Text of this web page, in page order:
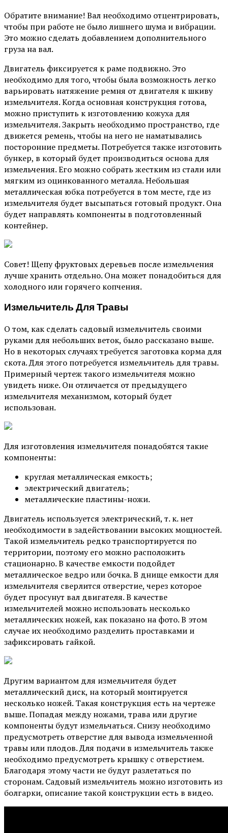
Обратите внимание! Вал необходимо отцентрировать,
чтобы при работе не было лишнего шума и вибрации.
Это можно сделать добавлением дополнительного
груза на вал.
Двигатель фиксируется к раме подвижно. Это
необходимо для того, чтобы была возможность легко
варьировать натяжение ремня от двигателя к шкиву
измельчителя. Когда основная конструкция готова,
можно приступить к изготовлению кожуха для
измельчителя. Закрыть необходимо пространство, где
движется ремень, чтобы на него не наматывались
посторонние предметы. Потребуется также изготовить
бункер, в который будет производиться основа для
измельчения. Его можно собрать жестким из стали или
мягким из оцинкованного металла. Небольшая
металлическая юбка потребуется в том месте, где из
измельчителя будет высыпаться готовый продукт. Она
будет направлять компоненты в подготовленный
контейнер.
Совет! Щепу фруктовых деревьев после измельчения
лучше хранить отдельно. Она может понадобиться для
холодного или горячего копчения.
Измельчитель Для Травы
О том, как сделать садовый измельчитель своими
руками для небольших веток, было рассказано выше.
Но в некоторых случаях требуется заготовка корма для
скота. Для этого потребуется измельчитель для травы.
Примерный чертеж такого измельчителя можно
увидеть ниже. Он отличается от предыдущего
измельчителя механизмом, который будет
использован.
Для изготовления измельчителя понадобятся такие
компоненты:
круглая металлическая емкость;
электрический двигатель;
металлические пластины-ножи.
Двигатель используется электрический, т. к. нет
необходимости в задействовании высоких мощностей.
Такой измельчитель редко транспортируется по
территории, поэтому его можно расположить
стационарно. В качестве емкости подойдет
металлическое ведро или бочка. В днище емкости для
измельчителя сверлится отверстие, через которое
будет просунут вал двигателя. В качестве
измельчителей можно использовать несколько
металлических ножей, как показано на фото. В этом
случае их необходимо разделить проставками и
зафиксировать гайкой.
Другим вариантом для измельчителя будет
металлический диск, на который монтируется
несколько ножей. Такая конструкция есть на чертеже
выше. Попадая между ножами, трава или другие
компоненты будут измельчаться. Снизу необходимо
предусмотреть отверстие для вывода измельченной
травы или плодов. Для подачи в измельчитель также
необходимо предусмотреть крышку с отверстием.
Благодаря этому части не будут разлетаться по
сторонам. Садовый измельчитель можно изготовить из
болгарки, описание такой конструкции есть в видео.